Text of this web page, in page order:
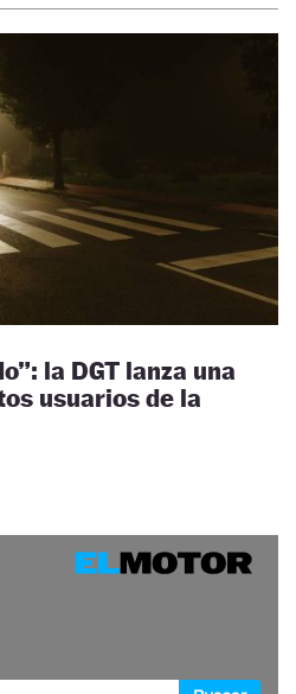
la DGT lanza una
usuarios de la